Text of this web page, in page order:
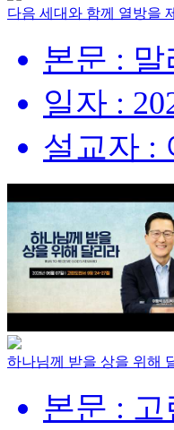
다음 세대와 함께 열방을
본문 : 말
일자 :
설교자 :
하나님께 받을 상을 위해
본문 : 고